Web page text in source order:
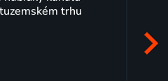
trhu
začátek
mi